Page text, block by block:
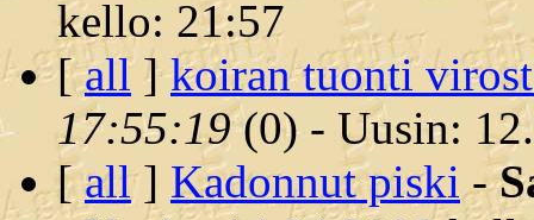
kello: 21:57
[all]koiran tuonti
17:55:19(0) - Uusin:
[all] Kadonnut piski-